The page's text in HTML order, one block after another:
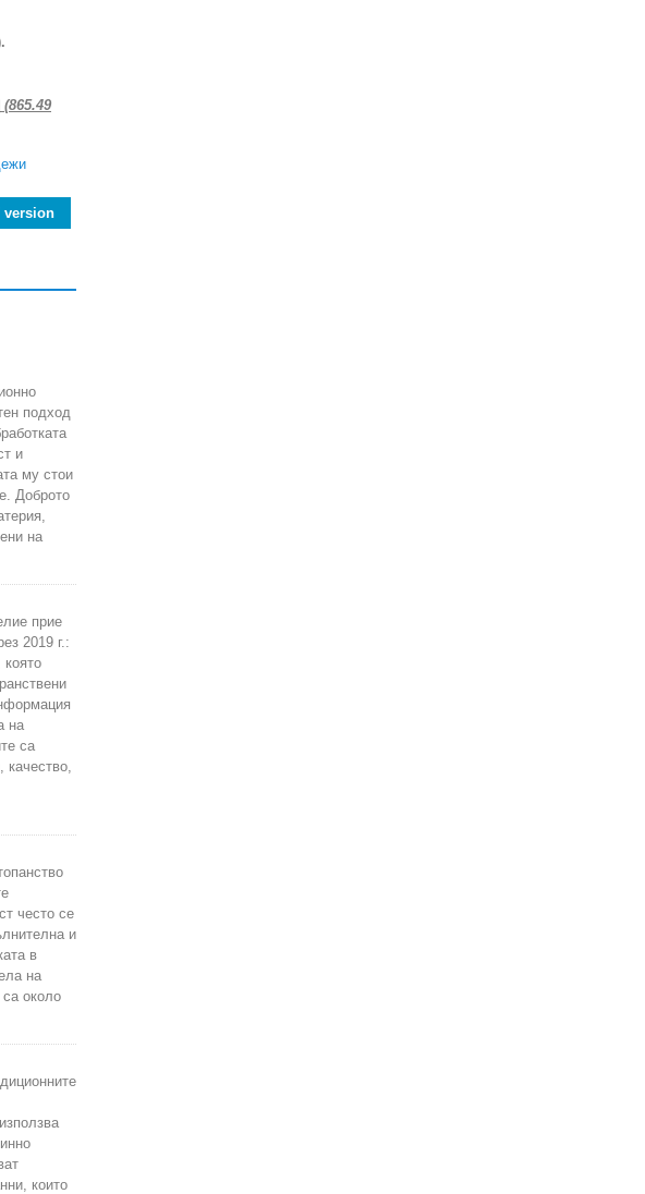
(865.49
version
подход
и
му стои
Доброто
на
прие
2019 г.:
която
на
са
често се
и
в
на
около
които